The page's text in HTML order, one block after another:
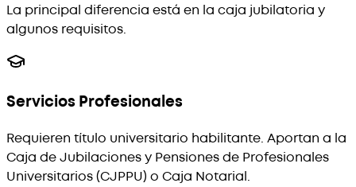
La principal diferencia está en la caja jubilatoria y
algunos requisitos.
Servicios Profesionales
Requieren título universitario habilitante. Aportan a la
Caja de Jubilaciones y Pensiones de Profesionales
Universitarios (CJPPU) o Caja Notarial.